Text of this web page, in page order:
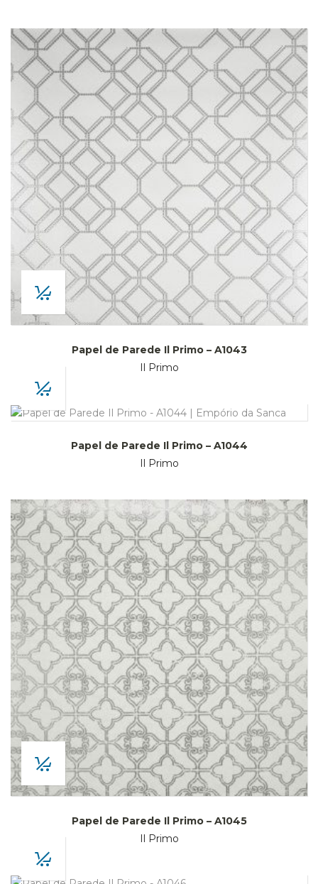
Papel de Parede Il Primo – A1043
Il Primo
Papel de Parede Il Primo – A1044
Il Primo
Papel de Parede Il Primo – A1045
Il Primo